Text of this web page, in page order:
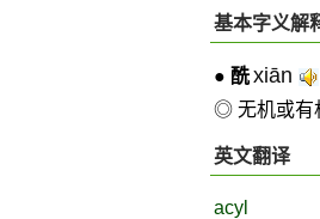
基本字义解
● 酰 xiān
◎ 无机或有
英文翻译
acyl